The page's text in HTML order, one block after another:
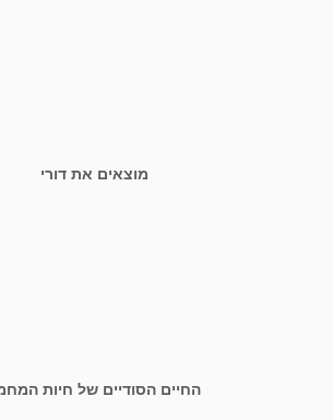
מוצאים את דורי
החיים הסודיים של חיות